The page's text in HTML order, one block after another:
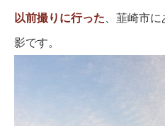
以前撮りに行った 、韮崎市
影です。